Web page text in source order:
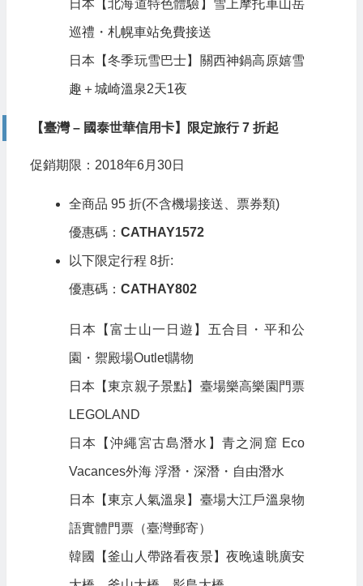
日本【北海道特色體驗】雪上摩托車山岳
巡禮・札幌車站免費接送
日本【冬季玩雪巴士】關西神鍋高原嬉雪
趣＋城崎溫泉2天1夜
【臺灣 – 國泰世華信用卡】限定旅行 7 折起
促銷期限：2018年6月30日
全商品 95 折(不含機場接送、票券類)
優惠碼： CATHAY1572
以下限定行程 8折:
優惠碼： CATHAY802
日本【富士山一日遊】五合目・平和公
園・禦殿場Outlet購物
日本【東京親子景點】臺場樂高樂園門票
LEGOLAND
日本【沖繩宮古島潛水】青之洞窟 Eco
Vacances外海 浮潛・深潛・自由潛水
日本【東京人氣溫泉】臺場大江戶溫泉物
語實體門票（臺灣郵寄）
韓國【釜山人帶路看夜景】夜晚遠眺廣安